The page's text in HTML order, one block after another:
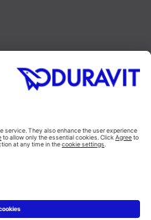
Instagram
Blog